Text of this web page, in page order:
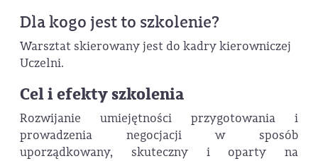
Dla kogo jest to szkolenie?
Warsztat skierowany jest do kadry kierowniczej
Uczelni.
Cel i efekty szkolenia
Rozwijanie umiejętności przygotowania i
prowadzenia negocjacji w sposób
uporządkowany, skuteczny i oparty na